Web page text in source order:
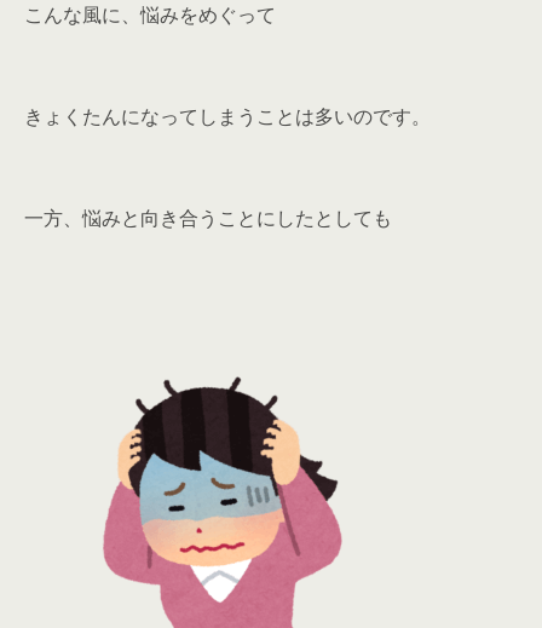
こんな風に、悩みをめぐって
きょくたんになってしまうことは多いのです。
一方、悩みと向き合うことにしたとしても